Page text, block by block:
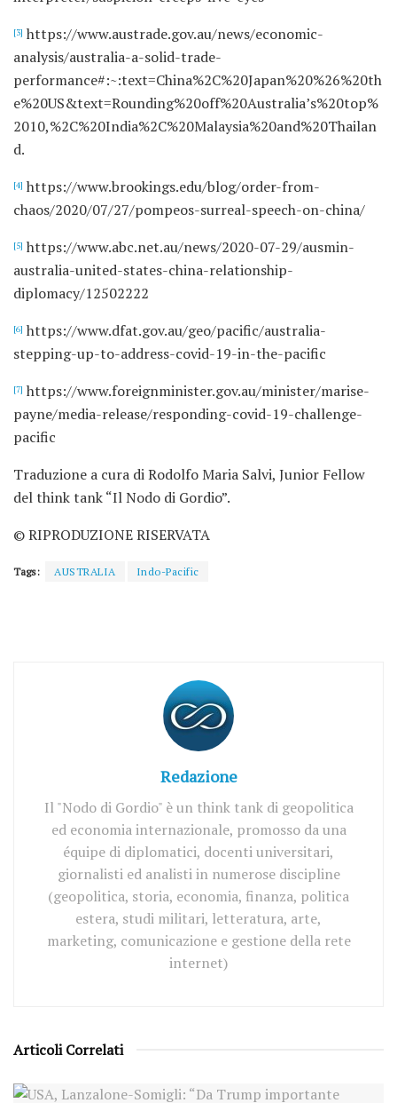
[3] https://www.austrade.gov.au/news/economic-
analysis/australia-a-solid-trade-
performance#:~:text=China%2C%20Japan%20%26%20th
e%20US&text=Rounding%20off%20Australia’s%20top%
2010,%2C%20India%2C%20Malaysia%20and%20Thailan
d.
[4] https://www.brookings.edu/blog/order-from-
chaos/2020/07/27/pompeos-surreal-speech-on-china/
[5] https://www.abc.net.au/news/2020-07-29/ausmin-
australia-united-states-china-relationship-
diplomacy/12502222
[6] https://www.dfat.gov.au/geo/pacific/australia-
stepping-up-to-address-covid-19-in-the-pacific
[7] https://www.foreignminister.gov.au/minister/marise-
payne/media-release/responding-covid-19-challenge-
pacific
Traduzione a cura di Rodolfo Maria Salvi, Junior Fellow
del think tank “Il Nodo di Gordio”.
© RIPRODUZIONE RISERVATA
Tags: AUSTRALIA Indo-Pacific
Redazione
Il "Nodo di Gordio" è un think tank di geopolitica
ed economia internazionale, promosso da una
équipe di diplomatici, docenti universitari,
giornalisti ed analisti in numerose discipline
(geopolitica, storia, economia, finanza, politica
estera, studi militari, letteratura, arte,
marketing, comunicazione e gestione della rete
internet)
Articoli Correlati